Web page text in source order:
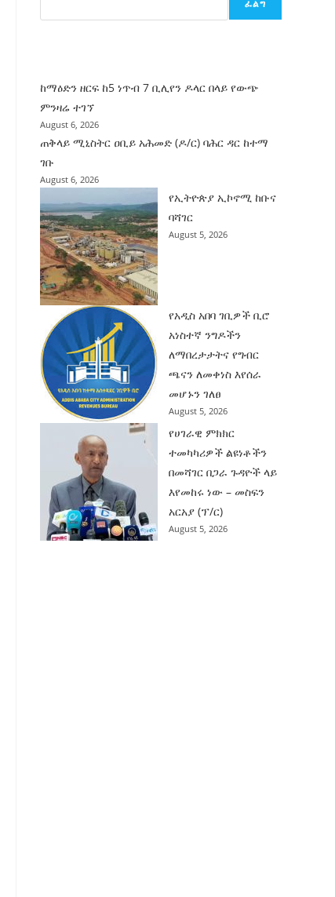
ፈልግ
ከማዕድን ዘርፍ ከ5 ነጥብ 7 ቢሊየን ዶላር በላይ የውጭ
ምንዛሬ ተገኘ
August 6, 2026
ጠቅላይ ሚኒስትር ዐቢይ አሕመድ (ዶ/ር) ባሕር ዳር ከተማ
ገቡ
August 6, 2026
የኢትዮጵያ ኢኮኖሚ ከቡና
ባሻገር
August 5, 2026
የአዲስ አበባ ገቢዎች ቢሮ
አነስተኛ ንግዶችን
ለማበረታታትና የግብር
ጫናን ለመቀነስ እየሰራ
መሆኑን ገለፀ
August 5, 2026
የሀገራዊ ምክክር
ተመካካሪዎች ልዩነቶችን
በመሻገር በጋራ ጉዳዮች ላይ
እየመከሩ ነው – መስፍን
አርአያ (ፕ/ር)
August 5, 2026